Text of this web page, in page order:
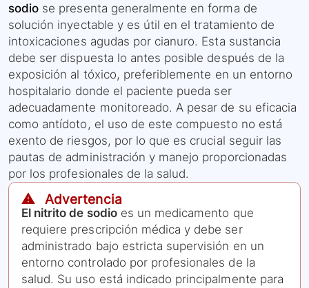
sodio se presenta generalmente en forma de
solución inyectable y es útil en el tratamiento de
intoxicaciones agudas por cianuro. Esta sustancia
debe ser dispuesta lo antes posible después de la
exposición al tóxico, preferiblemente en un entorno
hospitalario donde el paciente pueda ser
adecuadamente monitoreado. A pesar de su eficacia
como antídoto, el uso de este compuesto no está
exento de riesgos, por lo que es crucial seguir las
pautas de administración y manejo proporcionadas
por los profesionales de la salud.
⚠️ Advertencia
El nitrito de sodioes un medicamento que
requiere prescripción médica y debe ser
administrado bajo estricta supervisión en un
entorno controlado por profesionales de la
salud. Su uso está indicado principalmente para